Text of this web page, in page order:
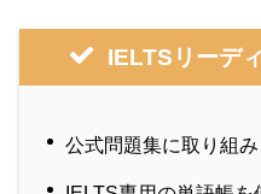
IELTSリーデ
公式問題集に取り組